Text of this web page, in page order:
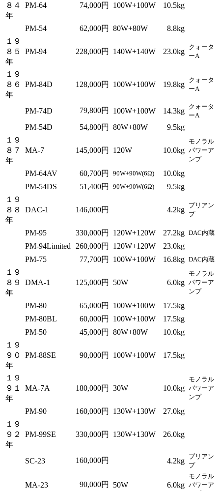
８４
年
PM-64 74,000円 100W+100W 10.5kg
PM-54 62,000円 80W+80W
8.8kg
１９
８５
年
PM-94 228,000円 140W+140W 23.0kg
クォータ
ーA
１９
８６
年
PM-84D 128,000円 100W+100W 19.8kg
クォータ
ーA
PM-74D 79,800円 100W+100W 14.3kg
クォータ
ーA
PM-54D 54,800円 80W+80W
9.5kg
１９
８７
年
MA-7 145,000円 120W 10.0kg
モノラル
パワーア
ンプ
PM-64AV 60,700円 90W+90W(6Ω)
10.0kg
PM-54DS
51,400円 90W+90W(6Ω)
9.5kg
１９
８８
年
DAC-1 146,000円 4.2kg
プリアン
プ
PM-95 330,000円 120W+120W 27.2kg DAC内蔵
PM-94Limited 260,000円 120W+120W
23.0kg
PM-75
77,700円 100W+100W 16.8kg DAC内蔵
１９
８９
年
DMA-1 125,000円 50W 6.0kg
モノラル
パワーア
ンプ
PM-80 65,000円 100W+100W
17.5kg
PM-80BL
60,000円 100W+100W
17.5kg
PM-50
45,000円 80W+80W
10.0kg
１９
９０
年
PM-88SE 90,000円 100W+100W 17.5kg
１９
９１
年
MA-7A 180,000円 30W 10.0kg
モノラル
パワーア
ンプ
PM-90 160,000円 130W+130W
27.0kg
１９
９２
年
PM-99SE 330,000円 130W+130W 26.0kg
SC-23 160,000円 4.2kg
プリアン
プ
MA-23 90,000円 50W 6.0kg
モノラル
パワーア